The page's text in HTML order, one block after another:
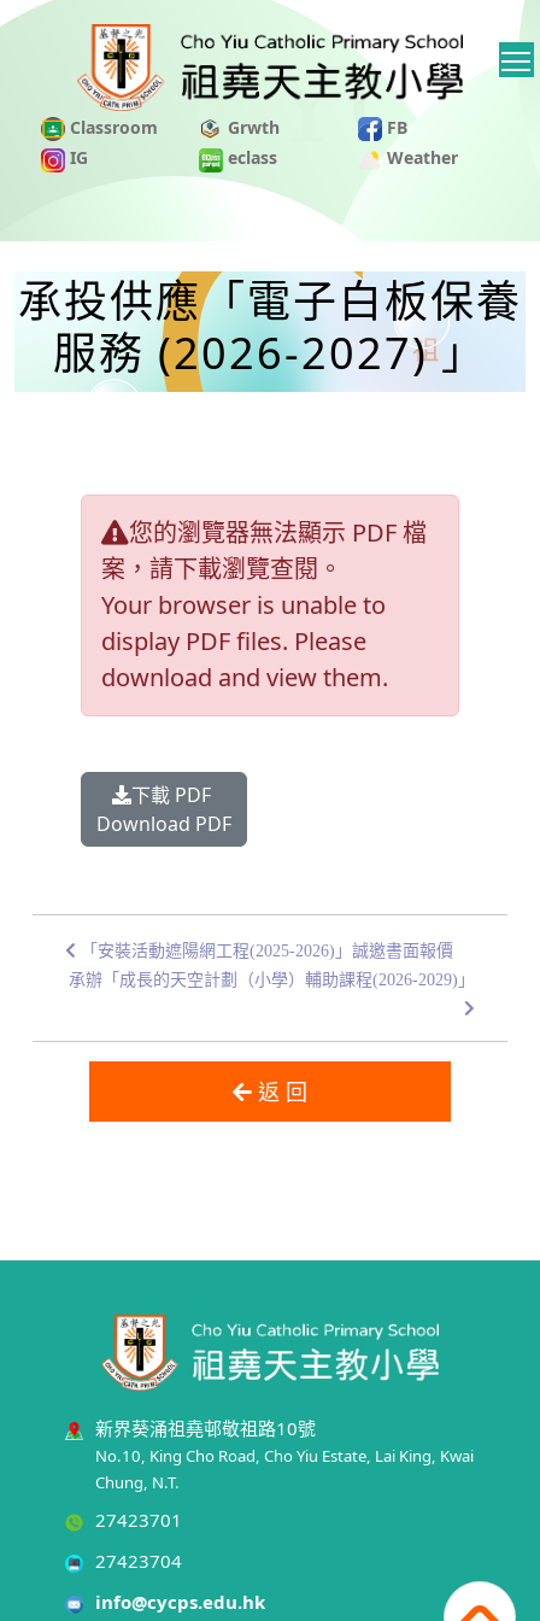
Classroom Grwth
FB
IG
eclass Weather
承投供應「電子白板保養
服務 (2026-2027) 」
您的瀏覽器無法顯示 PDF 檔
案，請下載瀏覽查閱。
Your browser is unable to
display PDF files. Please
download and view them.
下載 PDF
Download PDF
「安裝活動遮陽網工程(2025-2026)」誠邀書面報價
承辦「成長的天空計劃（小學）輔助課程(2026-2029)」
返 回
新界葵涌祖堯邨敬祖路10號
No.10, King Cho Road, Cho Yiu Estate, Lai King, Kwai
Chung, N.T.
27423701
27423704
info@cycps.edu.hk